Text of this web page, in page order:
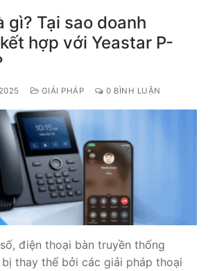
gì? Tại sao doanh
hợp với Yeastar P-
GIẢI PHÁP 0 BÌNH LUẬN
điện thoại bàn truyền thống
bị thay thế bởi các giải pháp thoại